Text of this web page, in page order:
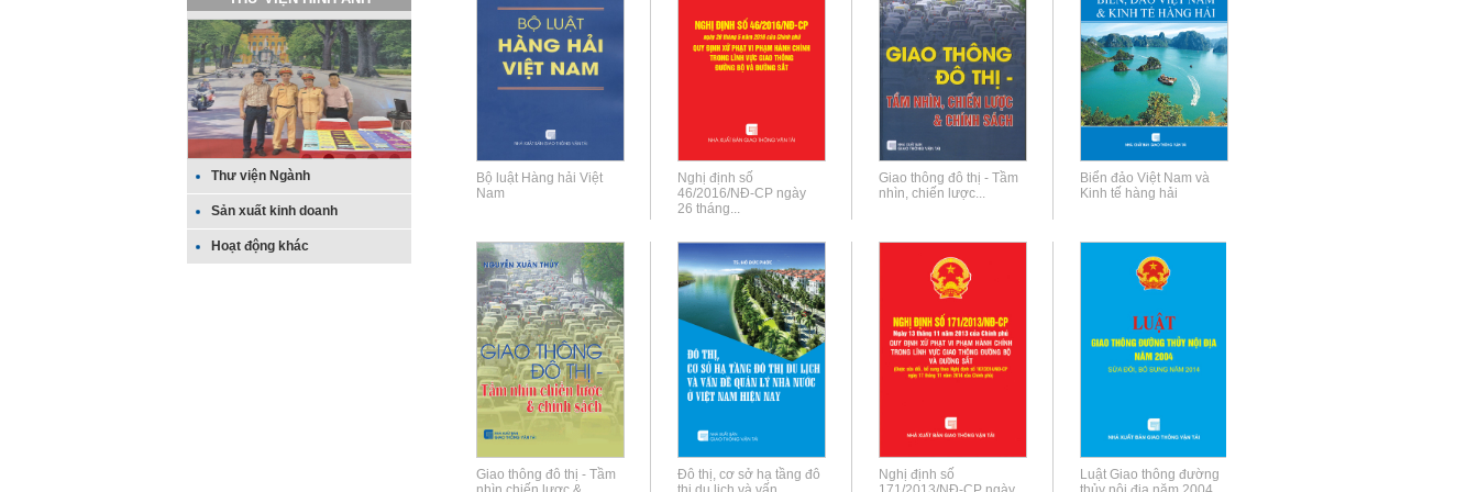
Thư viện Ngành
Sản xuất kinh doanh
Hoạt động khác
Bộ luật Hàng hải Việt
Nam
Nghị định số
46/2016/NĐ-CP ngày
26 tháng...
Giao thông đô thị - Tầm
nhìn, chiến lược...
Biển đảo Việt Nam và
Kinh tế hàng hải
Giao thông đô thị - Tầm
Đô thị, cơ sở hạ tầng đô
Nghị định số
Luật Giao thông đường